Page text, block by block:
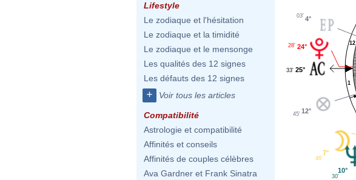
Lifestyle
Le zodiaque et l'hésitation
Le zodiaque et la timidité
Le zodiaque et le mensonge
Les qualités des 12 signes
Les défauts des 12 signes
+ Voir tous les articles
Compatibilité
Astrologie et compatibilité
Affinités et conseils
Affinités de couples célèbres
Ava Gardner et Frank Sinatra
1
12
4°
03'
24°
28'
25°
33'
12°
45'
7°
46'
10°
30'